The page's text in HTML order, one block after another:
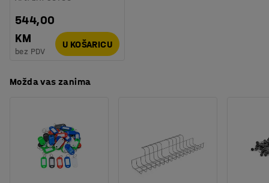
544,00
KM
bez PDV
U KOŠARICU
Možda vas zanima